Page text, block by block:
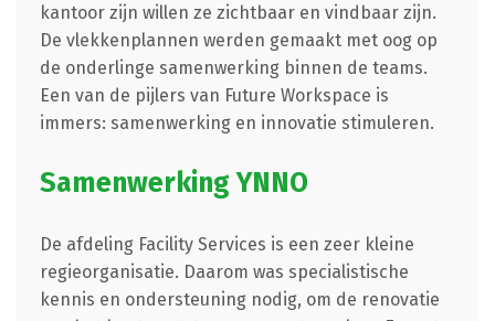
kantoor zijn willen ze zichtbaar en vindbaar zijn.
De vlekkenplannen werden gemaakt met oog op
de onderlinge samenwerking binnen de teams.
Een van de pijlers van Future Workspace is
immers: samenwerking en innovatie stimuleren.
Samenwerking YNNO
De afdeling Facility Services is een zeer kleine
regieorganisatie. Daarom was specialistische
kennis en ondersteuning nodig, om de renovatie